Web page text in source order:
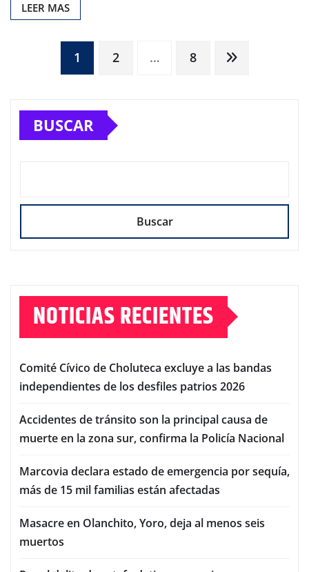
LEER MAS
Paginación
de
entradas
1 2 … 8
BUSCAR
Buscar
NOTICIAS RECIENTES
Comité Cívico de Choluteca excluye a las bandas
independientes de los desfiles patrios 2026
Accidentes de tránsito son la principal causa de
muerte en la zona sur, confirma la Policía Nacional
Marcovia declara estado de emergencia por sequía,
más de 15 mil familias están afectadas
Masacre en Olanchito, Yoro, deja al menos seis
muertos